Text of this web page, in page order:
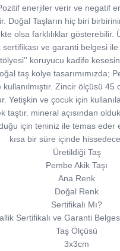
enerjiler verir ve negatif
Doğal Taşların hiç biri
olsa farklılıklar gösterebilir.
sertifikası ve garanti belgesi
koruyucu kadife
taş kolye tasarımımızda;
kullanılmıştır. Zincir ölçüsü 45
Yetişkin ve çocuk için
taştır. mineral açısından
için teniniz ile temas eder
kısa bir süre içinde
Üretildiği Taş
Pembe Akik Taşı
Ana Renk
Doğal Renk
Sertifikalı Mı?
Sertifikalı ve Garanti
Taş Ölçüsü
3x3cm